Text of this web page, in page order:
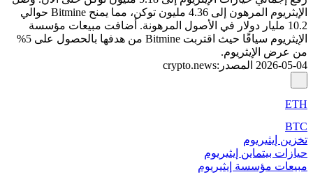
الإيثريوم المرهون إلى 4.36 مليون توكن، مما يمنح Bitmine حوالي
10.2 مليار دولار في الأصول المرهونة. أضافت مبيعات مؤسسة
الإيثريوم سياقًا حيث اقتربت Bitmine من هدفها بالحصول على 5%
من عرض الإيثريوم.
2026-05-04 المصدر :
crypto.news
ETH
BTC
تخزين إيثيريوم
حيازات بيتماين إيثيريوم
مبيعات مؤسسة إيثيريوم